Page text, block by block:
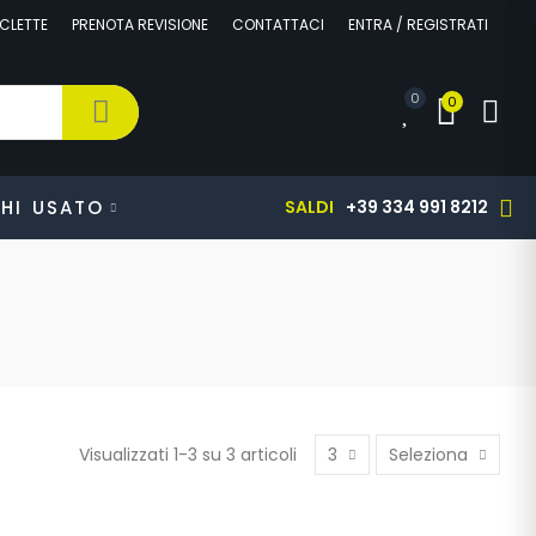
PRENOTA REVISIONE CONTATTACI ENTRA / REGISTRATI
0 0
USATO SALDI +39 334 991 8212
Visualizzati 1-3 su 3 articoli 3 Seleziona